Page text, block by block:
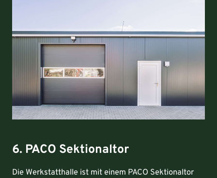
6. PACO Sektionaltor
Die Werkstatthalle ist mit einem PACO Sektionaltor